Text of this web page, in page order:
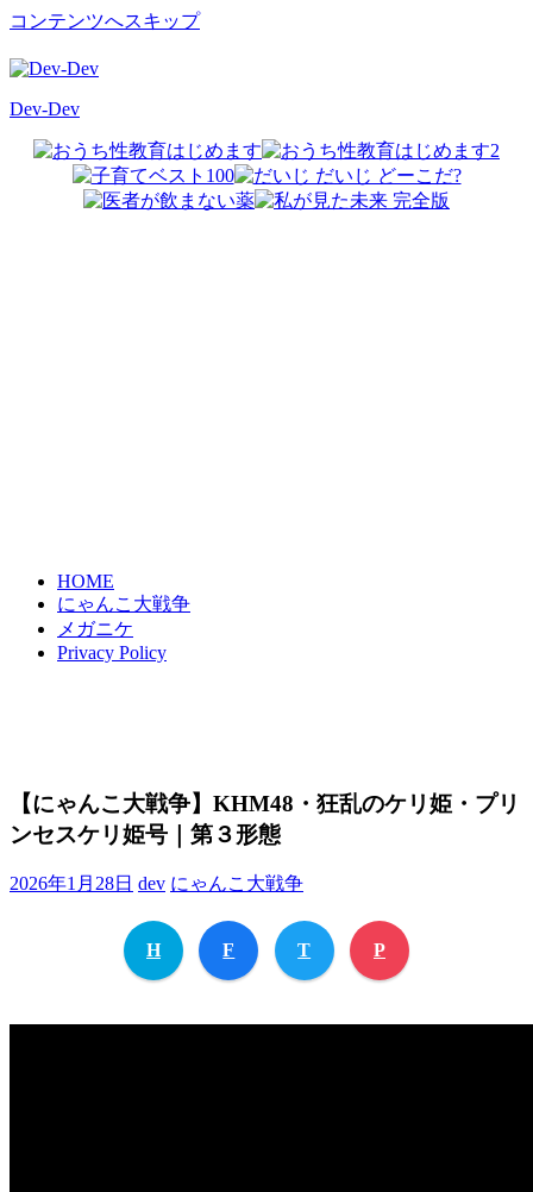
コンテンツへスキップ
Dev-Dev
HOME
にゃんこ大戦争
メガニケ
Privacy Policy
【にゃんこ大戦争】KHM48・狂乱のケリ姫・プリ
ンセスケリ姫号｜第３形態
2026年1月28日 dev にゃんこ大戦争
H F T P